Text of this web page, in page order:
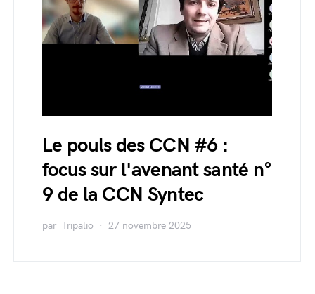
Le pouls des CCN #6 :
focus sur l'avenant santé n°
9 de la CCN Syntec
par Tripalio 27 novembre 2025